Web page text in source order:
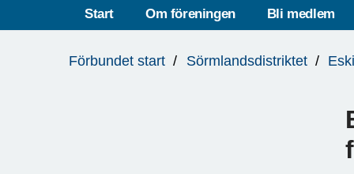
Start Om föreningen Bli medlem
är
Förbundet start Sörmlandsdistriktet